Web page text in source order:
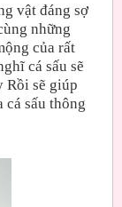
vật đáng sợ
những
của rất
cá sấu sẽ
Rồi sẽ giúp
cá sấu thông